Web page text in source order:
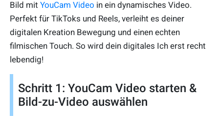
Bild mit YouCam Video in ein dynamisches Video.
Perfekt für TikToks und Reels, verleiht es deiner
digitalen Kreation Bewegung und einen echten
filmischen Touch. So wird dein digitales Ich erst recht
lebendig!
Schritt 1: YouCam Video starten &
Bild-zu-Video auswählen